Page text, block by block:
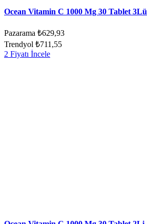
Ocean Vitamin C 1000 Mg 30 Tablet 3Lü
Pazarama ₺629,93
Trendyol ₺711,55
2 Fiyatı İncele